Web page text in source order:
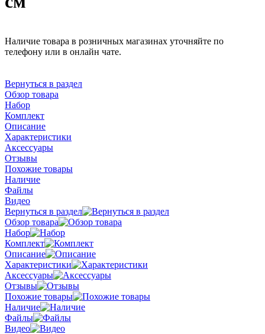
Наличие товара в розничных магазинах уточняйте по
телефону или в онлайн чате.
Вернуться в раздел
Обзор товара
Набор
Комплект
Описание
Характеристики
Аксессуары
Отзывы
Похожие товары
Наличие
Файлы
Видео
Вернуться в раздел
Обзор товара
Набор
Комплект
Описание
Характеристики
Аксессуары
Отзывы
Похожие товары
Наличие
Файлы
Видео